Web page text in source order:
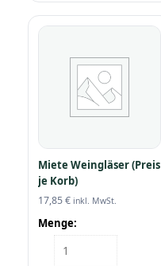
Miete Weingläser (Preis
je Korb)
17,85€ inkl. MwSt.
Menge:
Miete
Weingläser